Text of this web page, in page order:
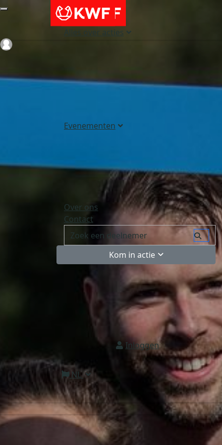
Alles over acties
Evenementen
Over ons
Contact
Kom in actie
Inloggen
NL